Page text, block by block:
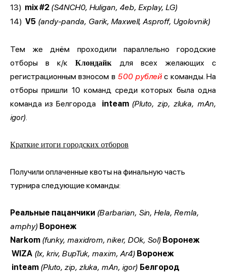
13) mix #2 (S4NCH0, Huligan, 4eb, Explay, LG)
14) V5 (andy-panda, Garik, Maxwell, Asproff, Ugolovnik)
Тем же днём проходили параллельно городские
отборы в к/кКлондайк для всех желающих с
регистрационным взносом в 500 рублей с команды. На
отборы пришли 10 команд среди которых была одна
команда из Белгорода
inteam (Pluto, zip, zluka, mAn,
igor)
Краткие итоги городских отборов
Получили оплаченные квоты на финальную часть
турнира следующие команды:
Реальные пацанчики (Barbarian, Sin, Hela, Remla,
amphy) Воронеж
Narkom (funky, maxidrom, niker, DOk, Sol) Воронеж
WIZA (lx, kriv, BupTuk, maxim, Ar4) Воронеж
inteam (Pluto, zip, zluka, mAn, igor) Белгород